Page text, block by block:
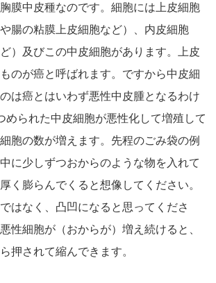
膜中皮種なのです。細胞には上皮細胞
や腸の粘膜上皮細胞など）、内皮細胞
ど）及びこの中皮細胞があります。上皮
のが癌と呼ばれます。ですから中皮細
は癌とはいわず悪性中皮腫となるわけ
められた中皮細胞が悪性化して増殖して
胞の数が増えます。先程のごみ袋の例
に少しずつおからのような物を入れて
く膨らんでくると想像してください。
はなく、凸凹になると思ってくださ
性細胞が（おからが）増え続けると、
押されて縮んできます。